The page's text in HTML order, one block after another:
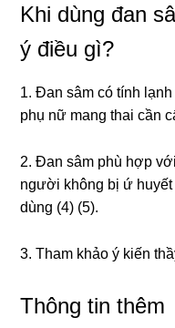
Khi dùng đan
ý điều gì?
1. Đan sâm có tính
phụ nữ mang thai cần
2. Đan sâm phù hợp
người không bị ứ huyết
dùng (4) (5).
3. Tham khảo ý kiến
Thông tin thêm